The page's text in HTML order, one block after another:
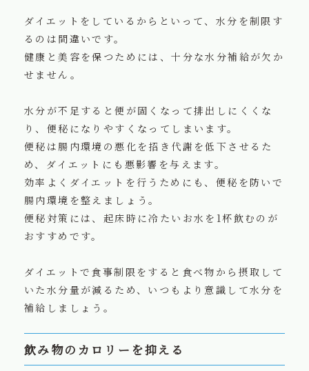
ダイエットをしているからといって、水分を制限す
るのは間違いです。
健康と美容を保つためには、十分な水分補給が欠か
せません。
水分が不足すると便が固くなって排出しにくくな
り、便秘になりやすくなってしまいます。
便秘は腸内環境の悪化を招き代謝を低下させるた
め、ダイエットにも悪影響を与えます。
効率よくダイエットを行うためにも、便秘を防いで
腸内環境を整えましょう。
便秘対策には、起床時に冷たいお水を1杯飲むのが
おすすめです。
ダイエットで食事制限をすると食べ物から摂取して
いた水分量が減るため、いつもより意識して水分を
補給しましょう。
飲み物のカロリーを抑える